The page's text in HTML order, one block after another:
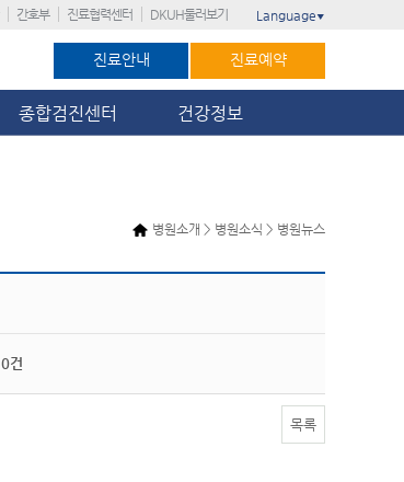
간호부 진료협력센터 DKUH둘러보기 Language ▼
진료안내 진료예약
종합검진센터 건강정보
병원소개 > 병원소식 > 병원뉴스
0건
목록